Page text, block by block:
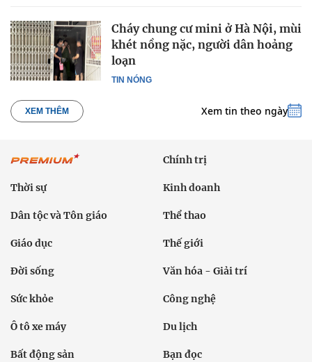
TIN NÓNG
Cháy chung cư mini ở Hà Nội, mùi
khét nồng nặc, người dân hoảng
loạn
XEM THÊM Xem tin theo ngày
Chính trị
Thời sự Kinh doanh
Dân tộc và Tôn giáo Thể thao
Giáo dục Thế giới
Đời sống Văn hóa - Giải trí
Sức khỏe Công nghệ
Ô tô xe máy Du lịch
Bất động sản Bạn đọc